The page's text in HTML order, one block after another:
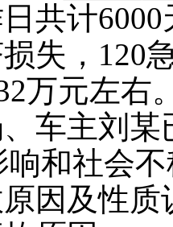
共计6000
失，120
万元左右
车主刘
和社会
因及性质